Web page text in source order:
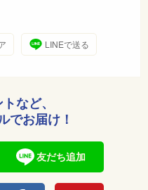
LINEで送る
など、
でお届け！
友だち追加